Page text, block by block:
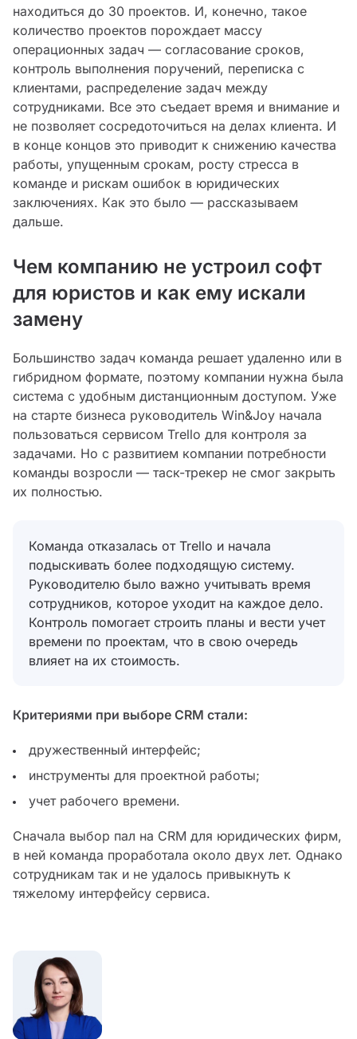
находиться до 30 проектов. И, конечно, такое
количество проектов порождает массу
операционных задач — согласование сроков,
контроль выполнения поручений, переписка с
клиентами, распределение задач между
сотрудниками. Все это съедает время и внимание и
не позволяет сосредоточиться на делах клиента. И
в конце концов это приводит к снижению качества
работы, упущенным срокам, росту стресса в
команде и рискам ошибок в юридических
заключениях. Как это было — рассказываем
дальше.
Чем компанию не устроил софт
для юристов и как ему искали
замену
Большинство задач команда решает удаленно или в
гибридном формате, поэтому компании нужна была
система с удобным дистанционным доступом. Уже
на старте бизнеса руководитель Win&Joy начала
пользоваться сервисом Trello для контроля за
задачами. Но с развитием компании потребности
команды возросли — таск-трекер не смог закрыть
их полностью.
Команда отказалась от Trello и начала
подыскивать более подходящую систему.
Руководителю было важно учитывать время
сотрудников, которое уходит на каждое дело.
Контроль помогает строить планы и вести учет
времени по проектам, что в свою очередь
влияет на их стоимость.
Критериями при выборе CRM стали:
дружественный интерфейс;
инструменты для проектной работы;
учет рабочего времени.
Сначала выбор пал на CRM для юридических фирм,
в ней команда проработала около двух лет. Однако
сотрудникам так и не удалось привыкнуть к
тяжелому интерфейсу сервиса.